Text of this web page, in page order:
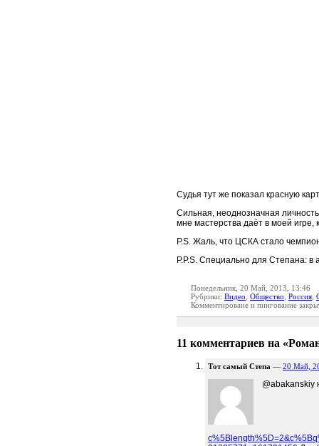
Судья тут же показал красную
Сильная, неоднозначная
мне мастерства даёт в моей игре,
P.S. Жаль, что ЦСКА стало
P.P.S. Специально для Степана: в
Понедельник, 20 Май, 2013, 13:46
Рубрики: Видео Общество Россия
Комментироваие и пингование
11 комментариев на
Тот самый Степа — 20 Май,
@abakanskiy